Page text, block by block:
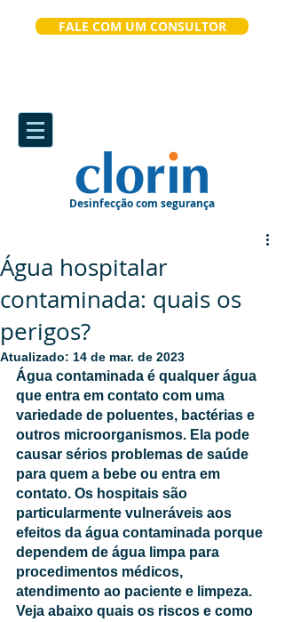
FALE COM UM CONSULTOR
Desinfecção com segurança
Água hospitalar
contaminada: quais os
perigos?
Atualizado: 14 de mar. de 2023
Água contaminada é qualquer água
que entra em contato com uma
variedade de poluentes, bactérias e
outros microorganismos. Ela pode
causar sérios problemas de saúde
para quem a bebe ou entra em
contato. Os hospitais são
particularmente vulneráveis aos
efeitos da água contaminada porque
dependem de água limpa para
procedimentos médicos,
atendimento ao paciente e limpeza.
Veja abaixo quais os riscos e como